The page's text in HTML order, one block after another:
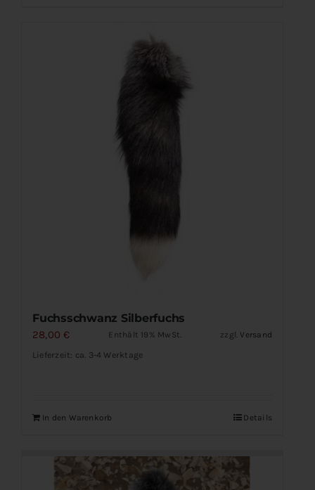
Fuchsschwanz Silberfuchs
28,00 € Enthält 19% MwSt. zzgl. Versand
Lieferzeit: ca. 3-4 Werktage
In den Warenkorb Details